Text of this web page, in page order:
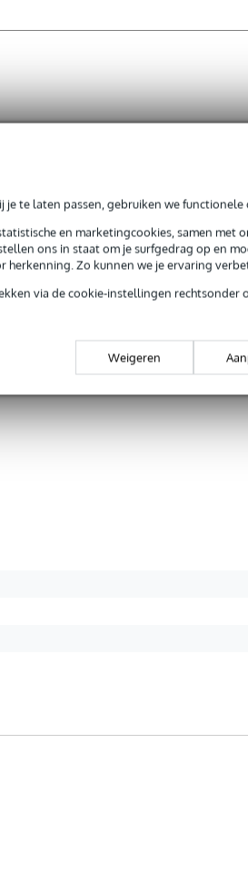
te laten passen, gebruiken we functionele
en marketingcookies, samen met
ons in staat om je surfgedrag op en
herkenning. Zo kunnen we je ervaring
via de cookie-instellingen rechtsonder
Weigeren
100 kilogram. Een half coupler is de
in een truss-systeem. Wel is het aan
De JR. clamp Pro-35M is geschikt
is vervaardigd uit superstevig
hoort thuis in iedere podiumbouwer zijn